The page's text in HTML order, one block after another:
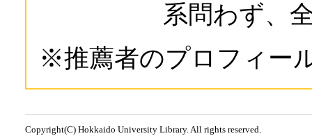
系問わず、
※推薦者のプロフィー
Copyright(C) Hokkaido University Library. All rights reserved.